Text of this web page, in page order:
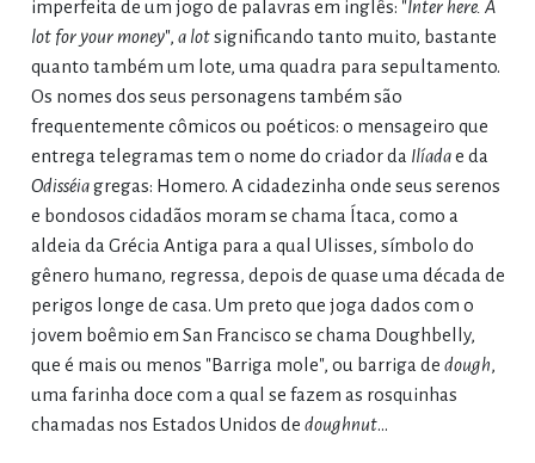
imperfeita de um jogo de palavras em inglês: "Inter here. A
lot for your money", a lotsignificando tanto muito, bastante
quanto também um lote, uma quadra para sepultamento.
Os nomes dos seus personagens também são
frequentemente cômicos ou poéticos: o mensageiro que
entrega telegramas tem o nome do criador da Ilíadae da
Odisséiagregas: Homero. A cidadezinha onde seus serenos
e bondosos cidadãos moram se chama Ítaca, como a
aldeia da Grécia Antiga para a qual Ulisses, símbolo do
gênero humano, regressa, depois de quase uma década de
perigos longe de casa. Um preto que joga dados com o
jovem boêmio em San Francisco se chama Doughbelly,
que é mais ou menos "Barriga mole", ou barriga de dough,
uma farinha doce com a qual se fazem as rosquinhas
chamadas nos Estados Unidos de doughnut...